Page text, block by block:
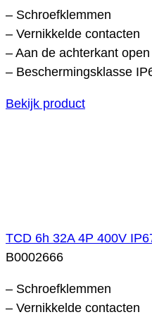
– Schroefklemmen
– Vernikkelde contacten
– Aan de achterkant open
– Beschermingsklasse
Bekijk product
TCD 6h 32A 4P 400V
B0002666
– Schroefklemmen
– Vernikkelde contacten